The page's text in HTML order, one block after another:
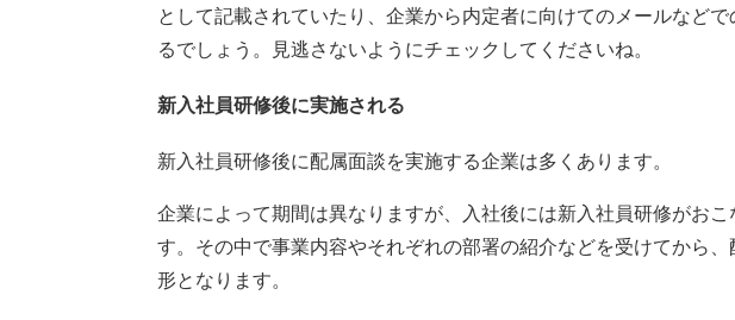
として記載されていたり、企業から内定者に向けてのメールなど
るでしょう。見逃さないようにチェックしてくださいね。
新入社員研修後に実施される
新入社員研修後に配属面談を実施する企業は多くあります。
企業によって期間は異なりますが、入社後には新入社員研修がお
す。その中で事業内容やそれぞれの部署の紹介などを受けてから、
形となります。